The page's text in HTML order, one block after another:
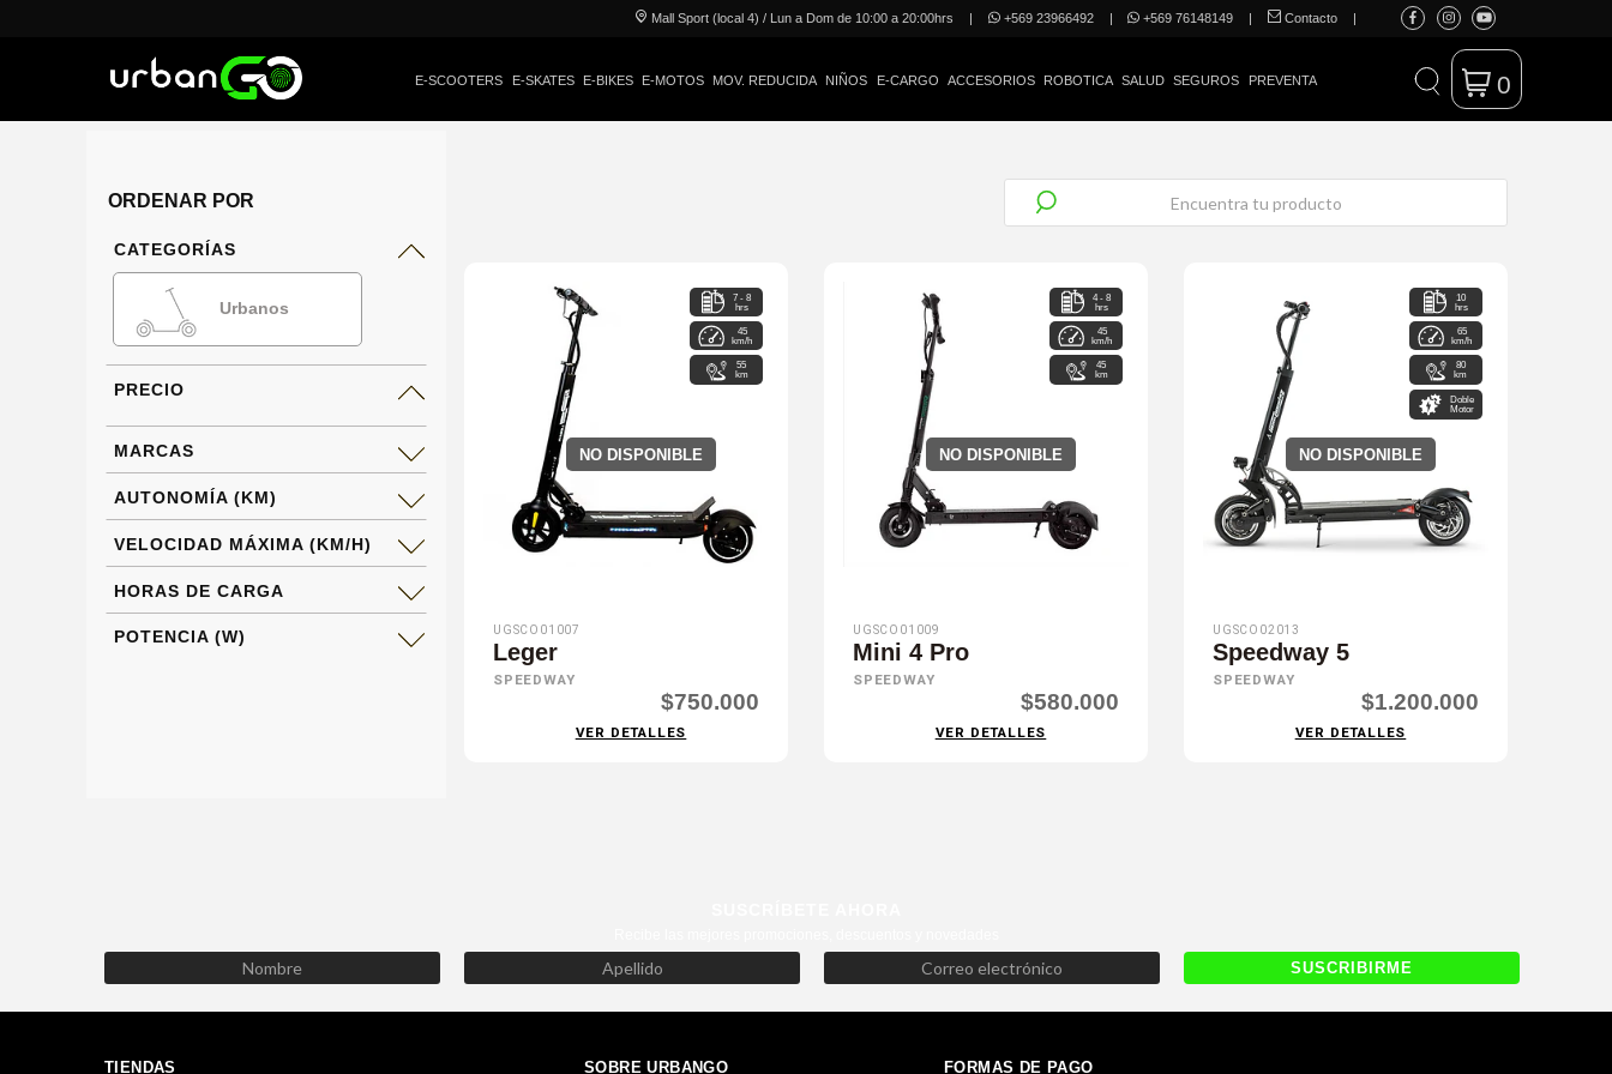
Mall Sport (local 4) / Lun a Dom de 10:00 a 20:00hrs | +569 23966492 | +569 76148149 | Contacto |
E-SCOOTERS E-SKATES E-BIKES E-MOTOS MOV. REDUCIDA NIÑOS E-CARGO ACCESORIOS ROBOTICA SALUD SEGUROS PREVENTA 0
ORDENAR POR
CATEGORÍAS
Urbanos
PRECIO
MARCAS
AUTONOMÍA (KM)
VELOCIDAD MÁXIMA (KM/H)
HORAS DE CARGA
POTENCIA (W)
NO DISPONIBLE
7 - 8
hrs
45
km/h
55
km
UGSCO01007
Leger
SPEEDWAY
$750.000
VER DETALLES
NO DISPONIBLE
4 - 8
hrs
45
km/h
45
km
UGSCO01009
Mini 4 Pro
SPEEDWAY
$580.000
VER DETALLES
NO DISPONIBLE
10
hrs
65
km/h
80
km
Doble
Motor
UGSCO02013
Speedway 5
SPEEDWAY
$1.200.000
VER DETALLES
TIENDAS SOBRE URBANGO FORMAS DE PAGO